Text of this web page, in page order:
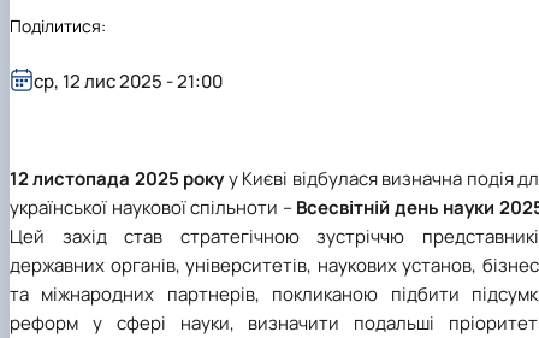
12 листопада 2025 рокуу Києві відбулася визначна подія
української наукової спільноти –Всесвітній день науки
Цей захід став стратегічною зустріччю
державних органів, університетів, наукових установ,
та міжнародних партнерів, покликаною підбити
реформ у сфері науки, визначити подальші
ср, 12 лис 2025 - 21:00
Поділитися: